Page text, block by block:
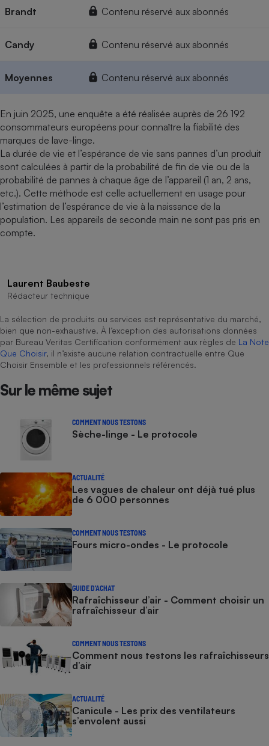
Brandt Contenu réservé aux abonnés
Candy Contenu réservé aux abonnés
Moyennes Contenu réservé aux abonnés
En juin 2025, une enquête a été réalisée auprès de 26 192
consommateurs européens pour connaître la fiabilité des
marques de lave-linge.
La durée de vie et l’espérance de vie sans pannes d’un produit
sont calculées à partir de la probabilité de fin de vie ou de la
probabilité de pannes à chaque âge de l’appareil (1 an, 2 ans,
etc.). Cette méthode est celle actuellement en usage pour
l’estimation de l’espérance de vie à la naissance de la
population. Les appareils de seconde main ne sont pas pris en
compte.
Laurent Baubeste
Rédacteur technique
La sélection de produits ou services est représentative du marché,
bien que non-exhaustive. À l’exception des autorisations données
par Bureau Veritas Certification conformément aux règles de La Note
Que Choisir, il n’existe aucune relation contractuelle entre Que
Choisir Ensemble et les professionnels référencés.
Sur le même sujet
COMMENT NOUS TESTONS
Sèche-linge - Le protocole
ACTUALITÉ
Les vagues de chaleur ont déjà tué plus
de 6 000 personnes
COMMENT NOUS TESTONS
Fours micro-ondes - Le protocole
GUIDE D'ACHAT
Rafraîchisseur d’air - Comment choisir un
rafraîchisseur d’air
COMMENT NOUS TESTONS
Comment nous testons les rafraîchisseurs
d’air
ACTUALITÉ
Canicule - Les prix des ventilateurs
s’envolent aussi